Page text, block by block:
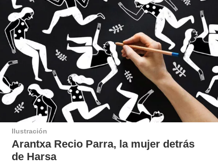
Ilustración
Arantxa Recio Parra, la mujer detrás
de Harsa